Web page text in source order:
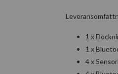
1 x
1 x
4 x